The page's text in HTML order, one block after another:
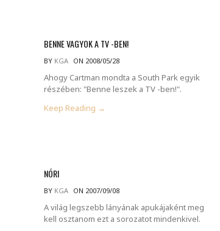
BENNE VAGYOK A TV -BEN!
BY KGA ON 2008/05/28
Ahogy Cartman mondta a South Park egyik
részében: "Benne leszek a TV -ben!".
Keep Reading →
NÓRI
BY KGA ON 2007/09/08
A világ legszebb lányának apukájaként meg
kell osztanom ezt a sorozatot mindenkivel.